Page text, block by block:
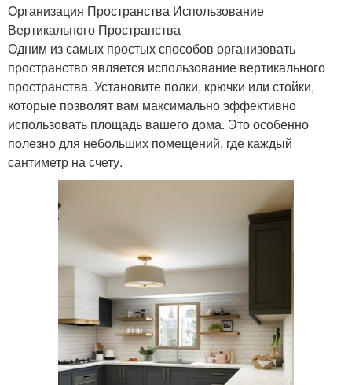
Организация Пространства Использование
Вертикального Пространства
Одним из самых простых способов организовать
пространство является использование вертикального
пространства. Установите полки, крючки или стойки,
которые позволят вам максимально эффективно
использовать площадь вашего дома. Это особенно
полезно для небольших помещений, где каждый
сантиметр на счету.